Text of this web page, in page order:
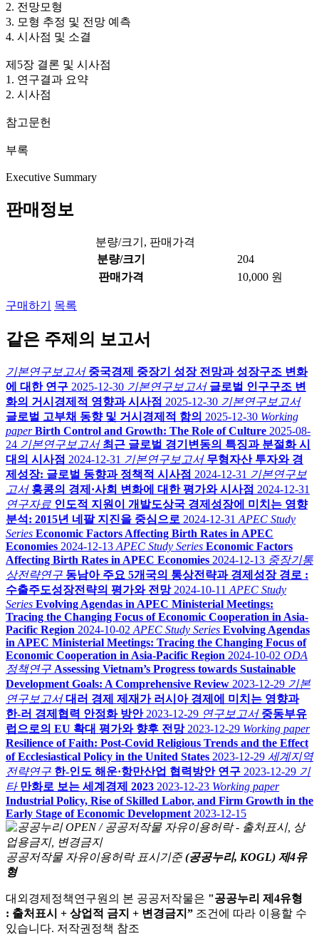
2. 전망모형
3. 모형 추정 및 전망 예측
4. 시사점 및 소결
제5장 결론 및 시사점
1. 연구결과 요약
2. 시사점
참고문헌
부록
Executive Summary
판매정보
분량/크기, 판매가격
분량/크기
204
판매가격
10,000 원
구매하기 목록
같은 주제의 보고서
기본연구보고서 중국경제 중장기 성장 전망과 성장구조 변화
에 대한 연구 2025-12-30 기본연구보고서 글로벌 인구구조 변
화의 거시경제적 영향과 시사점 2025-12-30 기본연구보고서
글로벌 고부채 동향 및 거시경제적 함의 2025-12-30 Working
paper Birth Control and Growth: The Role of Culture 2025-08-
24 기본연구보고서 최근 글로벌 경기변동의 특징과 분절화 시
대의 시사점 2024-12-31 기본연구보고서 무형자산 투자와 경
제성장: 글로벌 동향과 정책적 시사점 2024-12-31 기본연구보
고서 홍콩의 경제·사회 변화에 대한 평가와 시사점 2024-12-31
연구자료 인도적 지원이 개발도상국 경제성장에 미치는 영향
분석: 2015년 네팔 지진을 중심으로 2024-12-31 APEC Study
Series Economic Factors Affecting Birth Rates in APEC
Economies 2024-12-13 APEC Study Series Economic Factors
Affecting Birth Rates in APEC Economies 2024-12-13 중장기통
상전략연구 동남아 주요 5개국의 통상전략과 경제성장 경로 :
수출주도성장전략의 평가와 전망 2024-10-11 APEC Study
Series Evolving Agendas in APEC Ministerial Meetings:
Tracing the Changing Focus of Economic Cooperation in Asia-
Pacific Region 2024-10-02 APEC Study Series Evolving Agendas
in APEC Ministerial Meetings: Tracing the Changing Focus of
Economic Cooperation in Asia-Pacific Region 2024-10-02 ODA
정책연구 Assessing Vietnam’s Progress towards Sustainable
Development Goals: A Comprehensive Review 2023-12-29 기본
연구보고서 대러 경제 제재가 러시아 경제에 미치는 영향과
한-러 경제협력 안정화 방안 2023-12-29 연구보고서 중동부유
럽으로의 EU 확대 평가와 향후 전망 2023-12-29 Working paper
Resilience of Faith: Post-Covid Religious Trends and the Effect
of Ecclesiastical Policy in the United States 2023-12-29 세계지역
전략연구 한-인도 해운·항만산업 협력방안 연구 2023-12-29 기
타 만화로 보는 세계경제 2023 2023-12-23 Working paper
Industrial Policy, Rise of Skilled Labor, and Firm Growth in the
Early Stage of Economic Development 2023-12-15
공공저작물 자유이용허락 표시기준 (공공누리, KOGL) 제4유
형
대외경제정책연구원의 본 공공저작물은 "공공누리 제4유형
: 출처표시 + 상업적 금지 + 변경금지” 조건에 따라 이용할 수
있습니다. 저작권정책 참조